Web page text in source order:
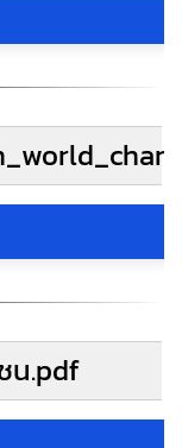
น.pdf